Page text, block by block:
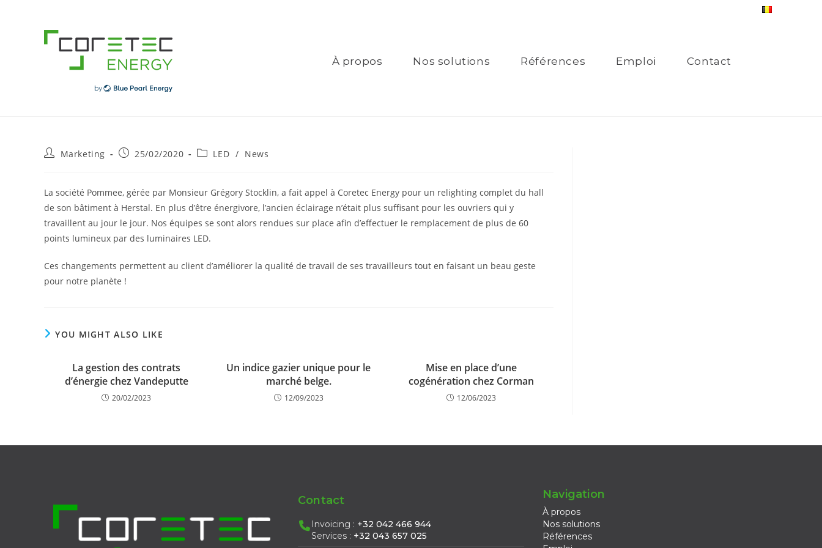
À propos Nos solutions Références Emploi Contact
PostMarketing
Post25/02/2020
PostLED / News
La société Pommee, gérée par Monsieur Grégory Stocklin, a fait appel à Coretec Energy pour un relighting complet du hall
de son bâtiment à Herstal. En plus d’être énergivore, l’ancien éclairage n’était plus suffisant pour les ouvriers qui y
travaillent au jour le jour. Nos équipes se sont alors rendues sur place afin d’effectuer le remplacement de plus de 60
points lumineux par des luminaires LED.
Ces changements permettent au client d’améliorer la qualité de travail de ses travailleurs tout en faisant un beau geste
pour notre planète !
YOU MIGHT ALSO LIKE
La gestion des contrats
d’énergie chez Vandeputte
20/02/2023
Un indice gazier unique pour le
marché belge.
12/09/2023
Mise en place d’une
cogénération chez Corman
12/06/2023
Contact
Invoicing : +32 042 466 944
Services : +32 043 657 025
Navigation
À propos
Nos solutions
Références